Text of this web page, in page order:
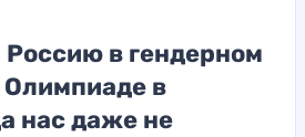
Россию в гендерном
Олимпиаде в
нас даже не